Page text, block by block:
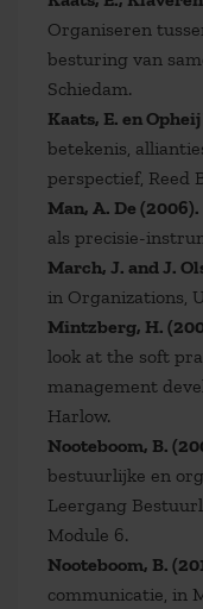
Organiseren
besturing van
Schiedam.
Kaats, E. en
betekenis,
perspectief, Reed
Man, A. De (2006).
als precisie-
March, J. and J.
in Organizations,
Mintzberg, H.
look at the soft
management
Harlow.
Nooteboom, B.
bestuurlijke en
Leergang
Module 6.
Nooteboom, B.
communicatie, in